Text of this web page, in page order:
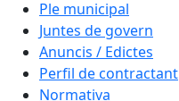
Ple municipal
Juntes de govern
Anuncis / Edictes
Perfil de contractant
Normativa